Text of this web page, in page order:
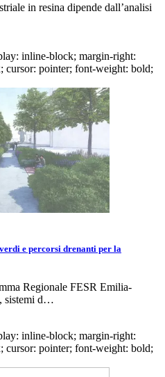
in resina dipende dall’analisi
inline-block; margin-right:
cursor: pointer; font-weight: bold;
e percorsi drenanti per la
Regionale FESR Emilia-
sistemi d…
inline-block; margin-right:
cursor: pointer; font-weight: bold;